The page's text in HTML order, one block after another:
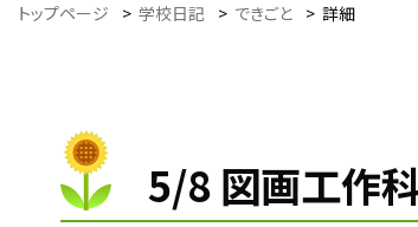
トップページ > 学校日記 > できごと > 詳細
5/8 図画工作